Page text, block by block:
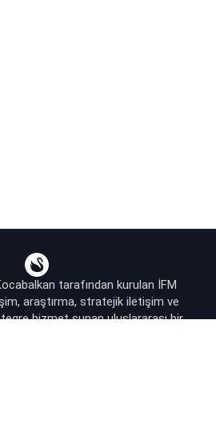
tarafından kurulan İFM
araştırma, stratejik iletişim ve
hizmet sunan uluslararası bir